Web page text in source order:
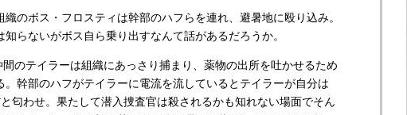
のボス・フロスティは幹部のハフらを連れ、避暑地に殴り込み。
らないがボス自ら乗り出すなんて話があるだろうか。
のテイラーは組織にあっさり捕まり、薬物の出所を吐かせるため
。幹部のハフがテイラーに電流を流しているとテイラーが自分は
匂わせ。果たして潜入捜査官は殺されるかも知れない場面でそん